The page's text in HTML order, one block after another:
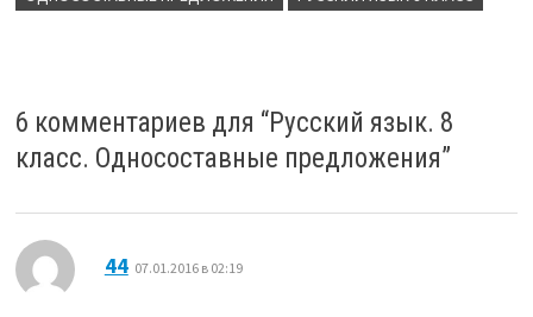
6 комментариев для “Русский язык. 8
класс. Односоставные предложения”
44 07.01.2016 в 02:19